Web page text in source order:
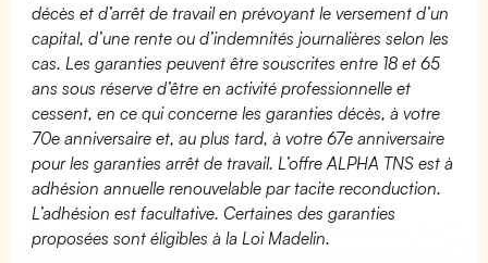
décès et d’arrêt de travail en prévoyant le versement d’un
capital, d’une rente ou d’indemnités journalières selon les
cas. Les garanties peuvent être souscrites entre 18 et 65
ans sous réserve d’être en activité professionnelle et
cessent, en ce qui concerne les garanties décès, à votre
70e anniversaire et, au plus tard, à votre 67e anniversaire
pour les garanties arrêt de travail. L’offre ALPHA TNS est à
adhésion annuelle renouvelable par tacite reconduction.
L’adhésion est facultative. Certaines des garanties
proposées sont éligibles à la Loi Madelin.